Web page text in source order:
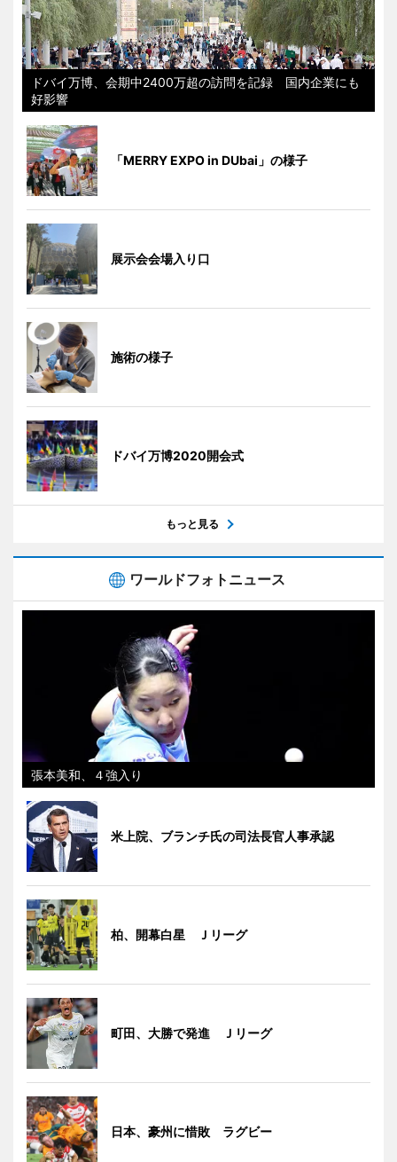
ドバイ万博、会期中2400万超の訪問を記録 国内企業にも
好影響
「MERRY EXPO in DUbai」の様子
展示会会場入り口
施術の様子
ドバイ万博2020開会式
もっと見る
ワールドフォトニュース
張本美和、４強入り
米上院、ブランチ氏の司法長官人事承認
柏、開幕白星 Ｊリーグ
町田、大勝で発進 Ｊリーグ
日本、豪州に惜敗 ラグビー